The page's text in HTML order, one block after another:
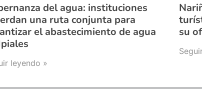
del agua: instituciones
una ruta conjunta para
el abastecimiento de agua
leyendo »
su